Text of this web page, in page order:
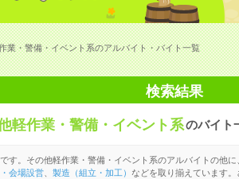
業・警備・イベント系のアルバイト・バイト一覧
検索結果
軽作業・警備・イベント系のバイト
す。その他軽作業・警備・イベント系のアルバイトの他に
会場設営、 製造（組立・加工） などを取り揃えています。